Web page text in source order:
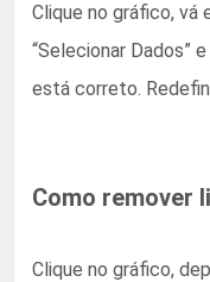
Clique no gráfico, vá
“Selecionar Dados”
está correto.
Como remover
Clique no gráfico,